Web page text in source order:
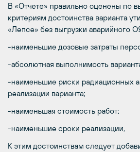
В «Отчете» правильно оценены по
критериям достоинства варианта
«Лепсе» без выгрузки аварийного
-наименьшие дозовые затраты
-абсолютная выполнимость
-наименьшие риски радиационных
реализации варианта;
-наименьшая стоимость работ;
-наименьшие сроки реализации,
К этим достоинствам следует